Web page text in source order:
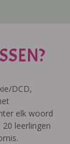
DCD,
elk woord
leerlingen